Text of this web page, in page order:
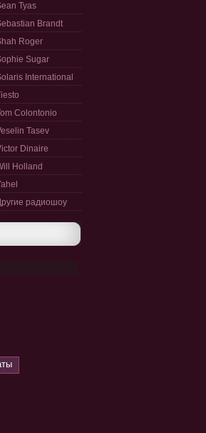
Tyas
Brandt
Roger
Sugar
International
Colontonio
Tasev
Dinaire
Holland
радиошоу